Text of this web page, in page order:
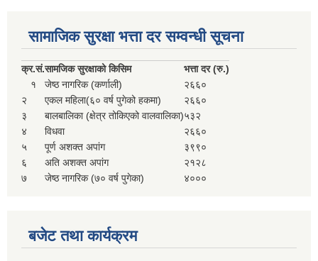
सामाजिक सुरक्षा भत्ता दर सम्वन्धी सूचना
क्र.सं.सामजिक सुरक्षाको किसिम
भत्ता दर (रु.)
१
जेष्ठ नागरिक (कर्णाली)
२६६०
२
एकल महिला(६० वर्ष पुगेको हकमा)
२६६०
३
बालबालिका (क्षेत्र तोकिएको वालवालिका)५३२
४
विधवा
२६६०
५
पूर्ण अशक्त अपांग
३९९०
६
अति अशक्त अपांग
२१२८
७
जेष्ठ नागरिक (७० वर्ष पुगेका) ४०००
बजेट तथा कार्यक्रम